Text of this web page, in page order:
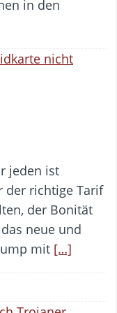
in den
jeden ist
der richtige Tarif
der Bonität
neue und
mit […]